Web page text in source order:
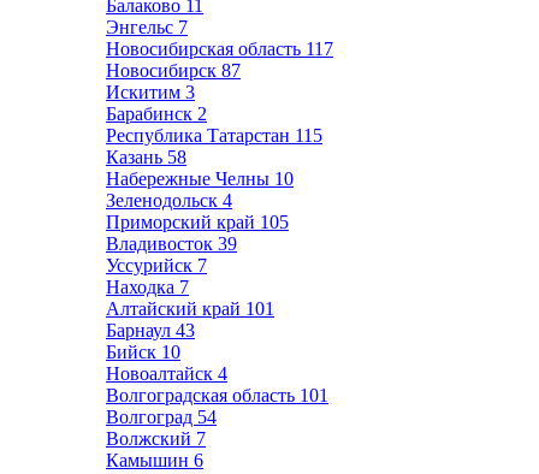
Балаково 11
Энгельс 7
Новосибирская область 117
Новосибирск 87
Искитим 3
Барабинск 2
Республика Татарстан 115
Казань 58
Набережные Челны 10
Зеленодольск 4
Приморский край 105
Владивосток 39
Уссурийск 7
Находка 7
Алтайский край 101
Барнаул 43
Бийск 10
Новоалтайск 4
Волгоградская область 101
Волгоград 54
Волжский 7
Камышин 6